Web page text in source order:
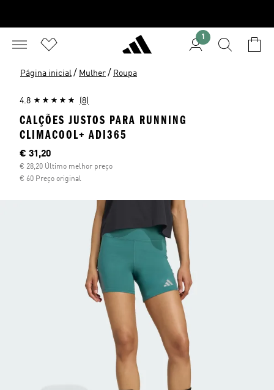
1
Página inicial / Mulher / Roupa
4.8 (8)
CALÇÕES JUSTOS PARA RUNNING
CLIMACOOL+ ADI365
Preço atual
€ 31,20
€ 28,20 Último melhor preço
€ 60 Preço original